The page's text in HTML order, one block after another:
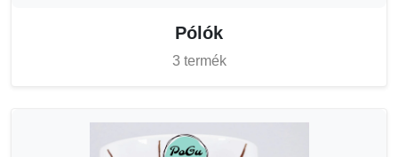
Pólók
3 termék